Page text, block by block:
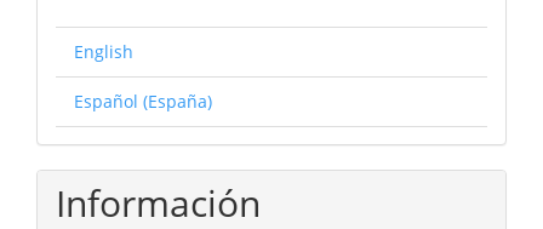
English
Español (España)
Información